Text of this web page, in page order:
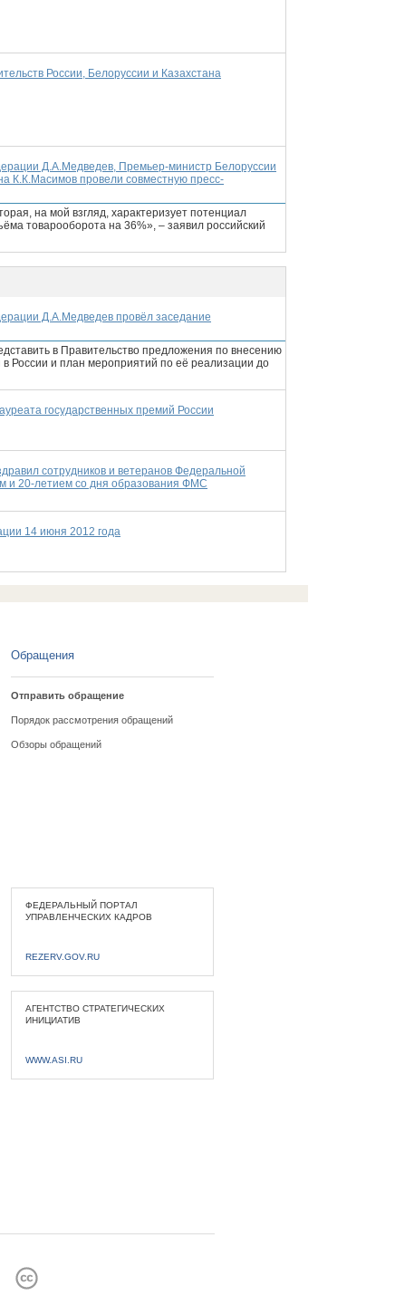
России, Белоруссии и Казахстана
Д.А.Медведев, Премьер-министр Белоруссии
К.К.Масимов провели совместную пресс-
на мой взгляд, характеризует потенциал
товарооборота на 36%», – заявил российский
Д.А.Медведев провёл заседание
в Правительство предложения по внесению
России и план мероприятий по её реализации до
государственных премий России
сотрудников и ветеранов Федеральной
и 20-летием со дня образования ФМС
14 июня 2012 года
Обращения
Отправить обращение
Порядок рассмотрения обращений
Обзоры обращений
ФЕДЕРАЛЬНЫЙ ПОРТАЛ
УПРАВЛЕНЧЕСКИХ КАДРОВ
REZERV.GOV.RU
АГЕНТСТВО СТРАТЕГИЧЕСКИХ
ИНИЦИАТИВ
WWW.ASI.RU